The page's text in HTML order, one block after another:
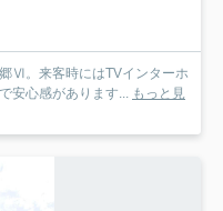
Ⅵ。来客時にはTVインターホ
安心感があります... もっと見